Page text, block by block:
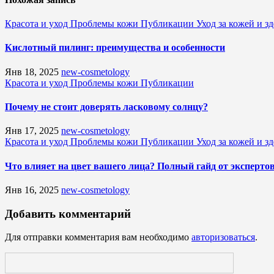
Красота и уход Проблемы кожи Публикации Уход за кожей и
Кислотный пилинг: преимущества и особенности
Янв 18, 2025 new-cosmetology
Красота и уход Проблемы кожи Публикации
Почему не стоит доверять ласковому солнцу?
Янв 17, 2025 new-cosmetology
Красота и уход Проблемы кожи Публикации Уход за кожей и
Что влияет на цвет вашего лица? Полный гайд от экспертов
Янв 16, 2025 new-cosmetology
Добавить комментарий
Для отправки комментария вам необходимо авторизоваться.